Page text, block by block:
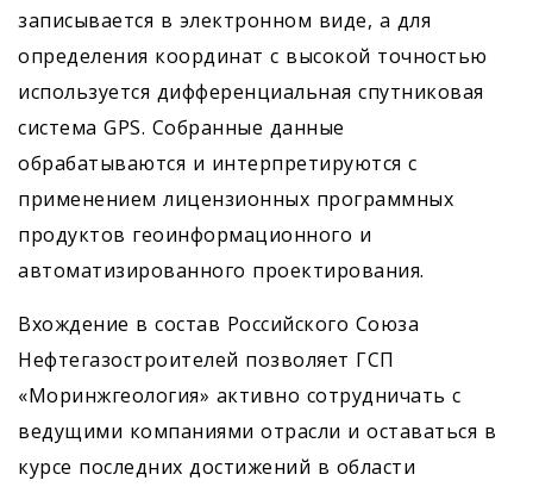
записывается в электронном виде, а для
определения координат с высокой точностью
используется дифференциальная спутниковая
система GPS. Собранные данные
обрабатываются и интерпретируются с
применением лицензионных программных
продуктов геоинформационного и
автоматизированного проектирования.
Вхождение в состав Российского Союза
Нефтегазостроителей позволяет ГСП
«Моринжгеология» активно сотрудничать с
ведущими компаниями отрасли и оставаться в
курсе последних достижений в области